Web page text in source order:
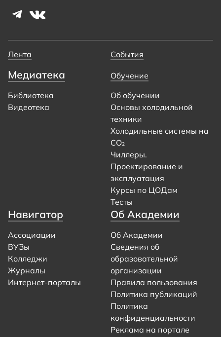
Лента События
Медиатека
Библиотека
Видеотека
Обучение
Об обучении
Основы холодильной
техники
Холодильные системы на
CO₂
Чиллеры.
Проектирование и
эксплуатация
Курсы по ЦОДам
Тесты
Навигатор
Ассоциации
ВУЗы
Колледжи
Журналы
Интернет-порталы
Об Академии
Об Академии
Сведения об
образовательной
организации
Правила пользования
Политика публикаций
Политика
конфиденциальности
Реклама на портале